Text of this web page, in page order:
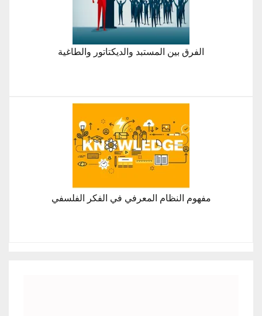
الفرق بين المستبد والديكتاتور والطاغية
مفهوم النظام المعرفي في الفكر الفلسفي